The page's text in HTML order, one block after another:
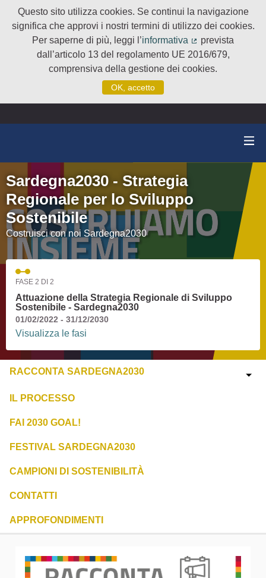
Questo sito utilizza cookies. Se continui la navigazione
significa che approvi i nostri termini di utilizzo dei cookies.
Per saperne di più, leggi l’informativa
(Collegamento
prevista
dall’articolo 13 del regolamento UE 2016/679,
comprensiva della gestione dei cookies.
OK, accetto
Sardegna2030 - Strategia
Regionale per lo Sviluppo
Sostenibile
Costruisci con noi Sardegna2030
FASE 2 DI 2
Attuazione della Strategia Regionale di Sviluppo
Sostenibile - Sardegna2030
01/02/2022 - 31/12/2030
Visualizza le fasi
RACCONTA SARDEGNA2030
IL PROCESSO
FAI 2030 GOAL!
FESTIVAL SARDEGNA2030
CAMPIONI DI SOSTENIBILITÀ
CONTATTI
APPROFONDIMENTI